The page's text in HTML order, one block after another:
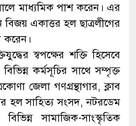
মাধ্যমিক পাশ করেন। এর
একাত্তর হল ছাত্রলীগের
করেন।
স্বপক্ষের শক্তি হিসেবে
কর্মসূচির সাথে সম্পৃক্ত
জেলা গণগ্রন্থাগার, ক্লাব
হল সাহিত্য সংসদ, নটরডেম
সামাজিক-সাংস্কৃতিক